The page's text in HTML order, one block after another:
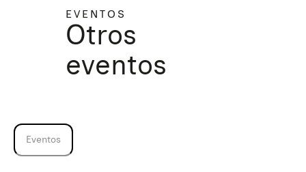
Sobre UNAF
Áreas de acción
EVENTOS
Otros
eventos
Eventos